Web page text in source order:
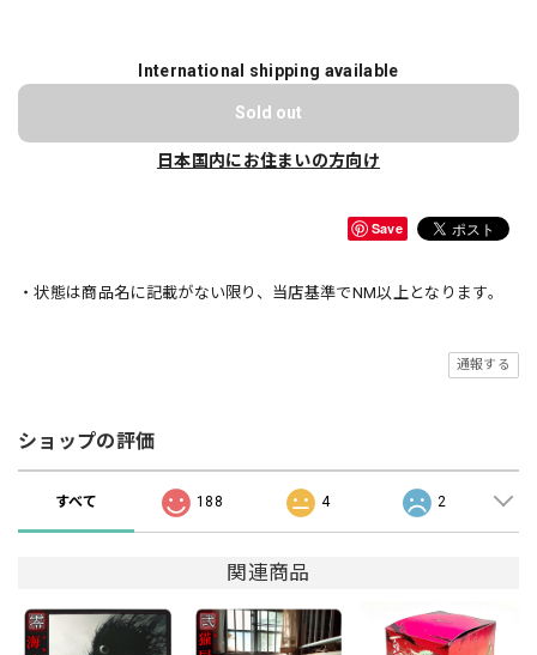
International shipping available
Sold out
日本国内にお住まいの方向け
Save
・状態は商品名に記載がない限り、当店基準でNM以上となります。
通報する
ショップの評価
すべて 188 4 2
関連商品